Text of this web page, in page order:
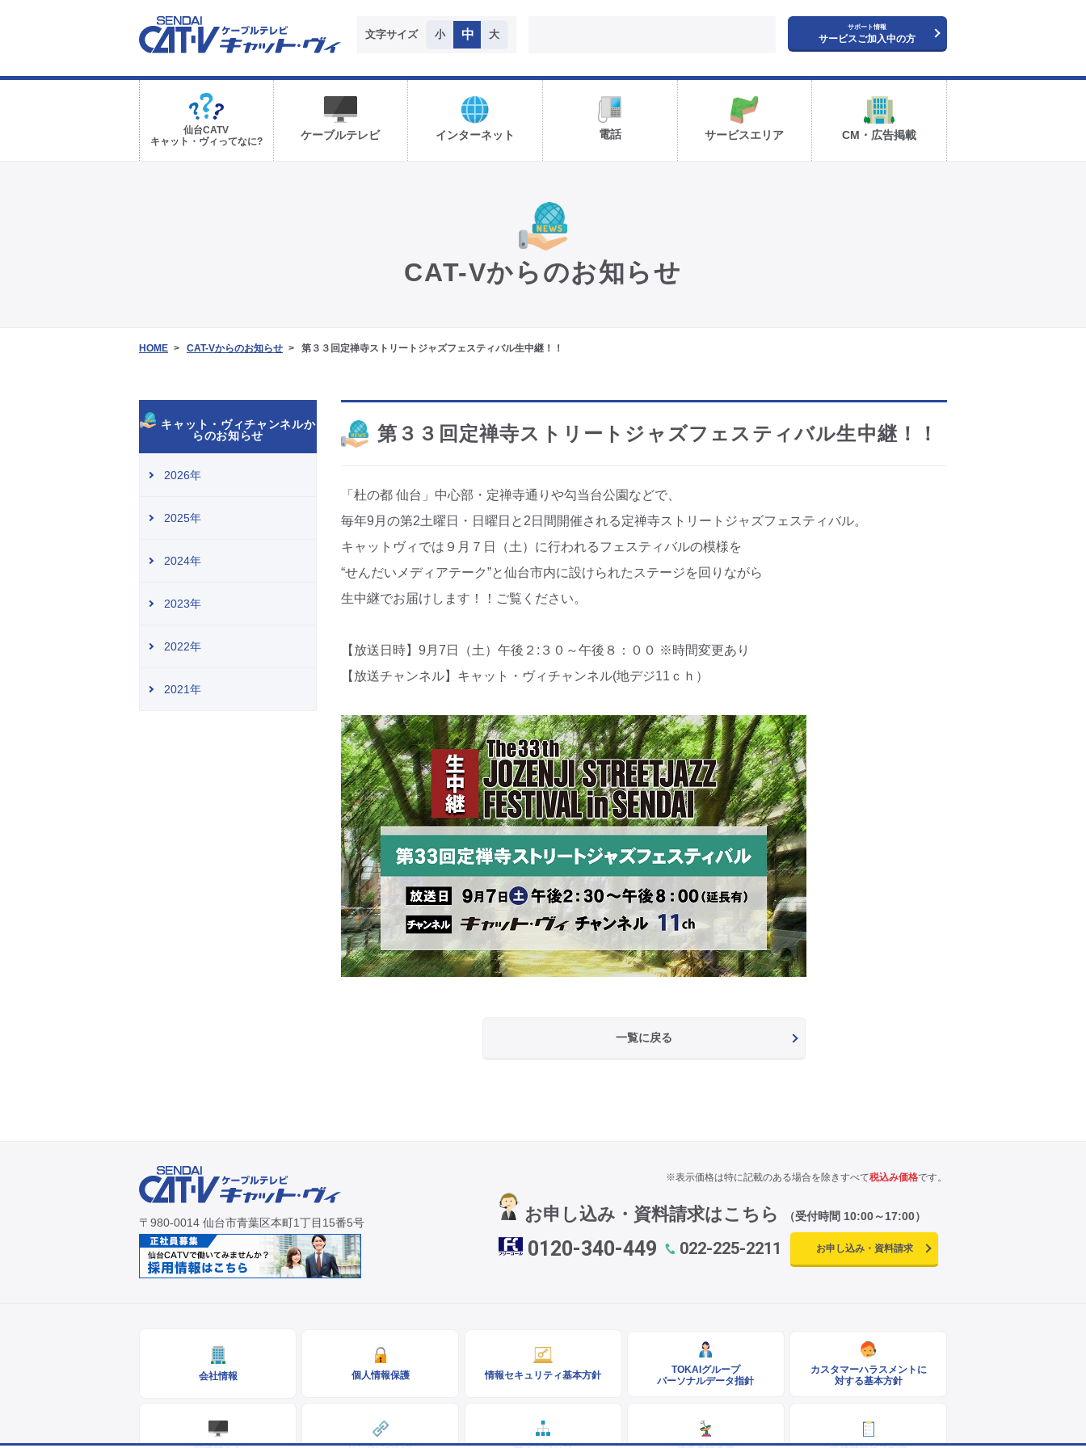
文字サイズ 小 中 大
サポート情報
サービスご加入中の方
仙台CATV
キャット・ヴィってなに?
ケーブルテレビ インターネット 電話 サービスエリア CM・広告掲載
CAT-Vからのお知らせ
HOME CAT-Vからのお知らせ 第３３回定禅寺ストリートジャズフェスティバル生中継！！
第３３回定禅寺ストリートジャズフェスティバル生中継！！
「杜の都 仙台」中心部・定禅寺通りや勾当台公園などで、
毎年9月の第2土曜日・日曜日と2日間開催される定禅寺ストリートジャズフェスティバル。
キャットヴィでは９月７日（土）に行われるフェスティバルの模様を
“せんだいメディアテーク”と仙台市内に設けられたステージを回りながら
生中継でお届けします！！ご覧ください。
【放送日時】9月7日（土）午後２:３０～午後８：００ ※時間変更あり
【放送チャンネル】キャット・ヴィチャンネル(地デジ11ｃｈ）
一覧に戻る
キャット・ヴィチャンネルか
らのお知らせ
2026年
2025年
2024年
2023年
2022年
2021年
〒980-0014 仙台市青葉区本町1丁目15番5号
※表示価格は特に記載のある場合を除きすべて税込み価格です。
お申し込み・資料請求はこちら （受付時間 10:00～17:00）
0120-340-449 022-225-2211 お申し込み・資料請求
会社情報 個人情報保護 情報セキュリティ基本方針
TOKAIグループ
パーソナルデータ指針
カスタマーハラスメントに
対する基本方針